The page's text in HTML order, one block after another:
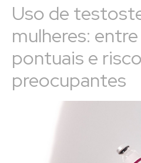
Uso de
mulheres:
pontuais e
preocupantes